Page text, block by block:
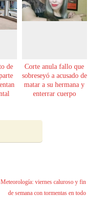
de
Corte anula fallo que
sobreseyó a acusado de
matar a su hermana y
enterrar cuerpo
Meteorología: viernes caluroso y fin
de semana con tormentas en todo